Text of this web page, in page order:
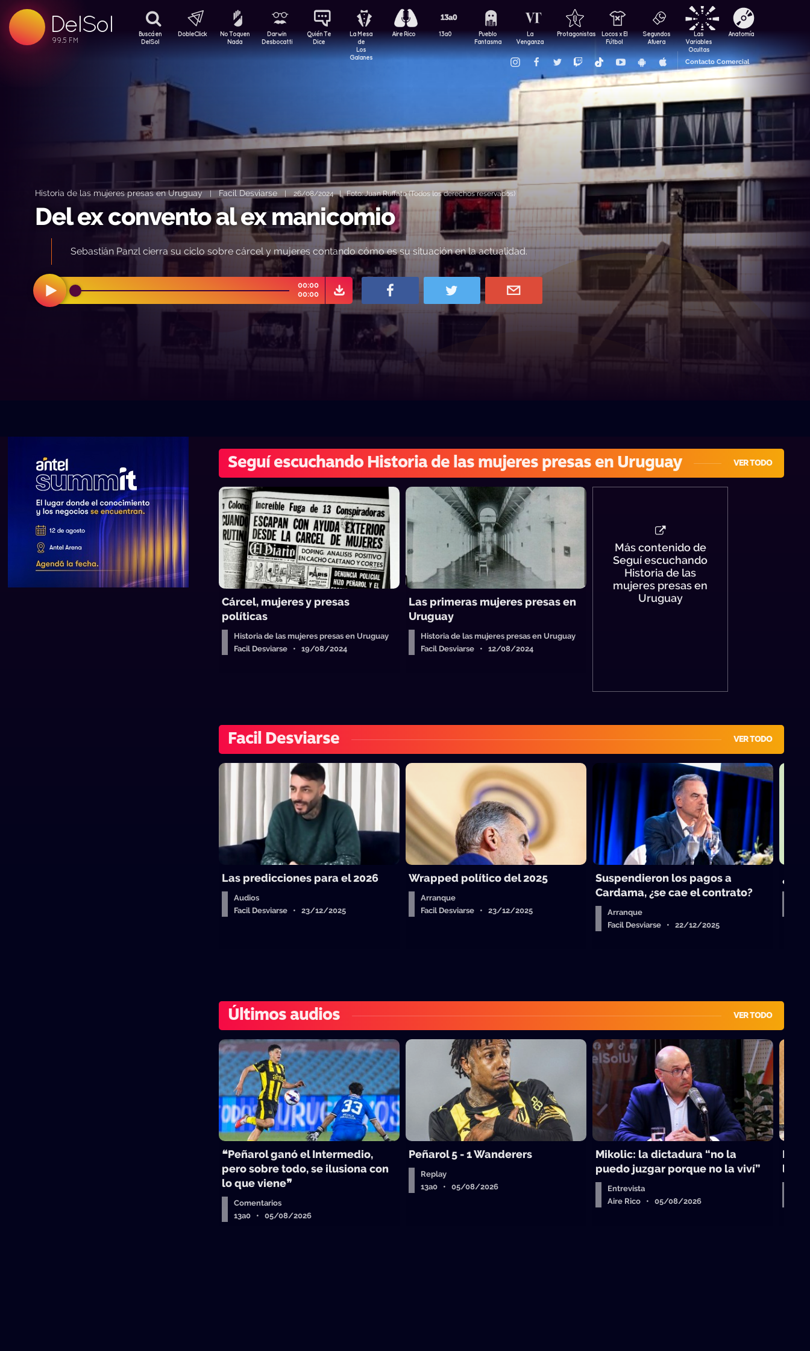
DelSol
99.5 FM
99.5 FM
99.5 FM
Buscá en
DelSol
DobleClick
No Toquen
Nada
Darwin
Desbocatti
Quién Te
Dice
La Mesa
de
Los
Galanes
Aire Rico 13a0
Pueblo
Fantasma
La
Venganza
Protagonistas
Locos x El
Fútbol
Segundos
Afuera
Las
Variables
Ocultas
Anatomía
Contacto Comercial
Historia de las mujeres presas en Uruguay|Facil Desviarse | 26/08/2024 | Foto: Juan Ruffato (Todos los derechos reservados)
Del ex convento al ex manicomio
Sebastián Panzl cierra su ciclo sobre cárcel y mujeres contando cómo es su situación en la actualidad.
00:00
00:00
Seguí escuchando Historia de las mujeres presas en Uruguay VER TODO
Cárcel, mujeres y presas
políticas
Historia de las mujeres presas en Uruguay
Facil Desviarse • 19/08/2024
Las primeras mujeres presas en
Uruguay
Historia de las mujeres presas en Uruguay
Facil Desviarse • 12/08/2024
Más contenido de
Seguí escuchando
Historia de las
mujeres presas en
Uruguay
Facil Desviarse VER TODO
Las predicciones para el 2026
Audios
Facil Desviarse • 23/12/2025
Wrapped político del 2025
Arranque
Facil Desviarse • 23/12/2025
Suspendieron los pagos a
Cardama, ¿se cae el contrato?
Arranque
Facil Desviarse • 22/12/2025
Últimos audios VER TODO
❝Peñarol ganó el Intermedio,
pero sobre todo, se ilusiona con
lo que viene❞
Comentarios
13a0 • 05/08/2026
Peñarol 5 - 1 Wanderers
Replay
13a0 • 05/08/2026
Mikolic: la dictadura “no la
puedo juzgar porque no la viví”
Entrevista
Aire Rico • 05/08/2026
La